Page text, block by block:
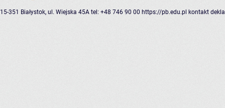
15-351 Białystok, ul. Wiejska 45A tel: +48 746 90 00 https://pb.edu.pl kontakt